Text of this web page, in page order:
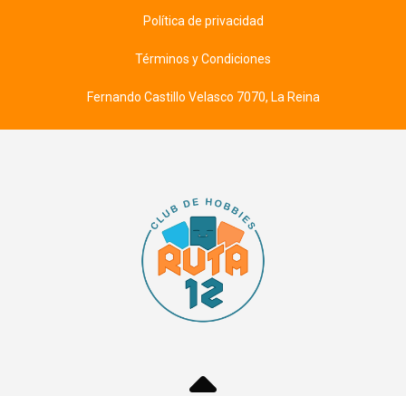
Política de privacidad
Términos y Condiciones
Fernando Castillo Velasco 7070, La Reina